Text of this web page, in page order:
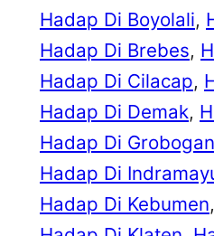
Hadap Di Boyolali,
Hadap Di Brebes,
Hadap Di Cilacap,
Hadap Di Demak,
Hadap Di Grobogan
Hadap Di
Hadap Di Kebumen,